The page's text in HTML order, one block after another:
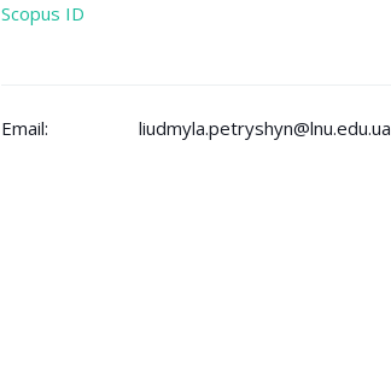
Scopus ID
Email: liudmyla.petryshyn@lnu.edu.ua